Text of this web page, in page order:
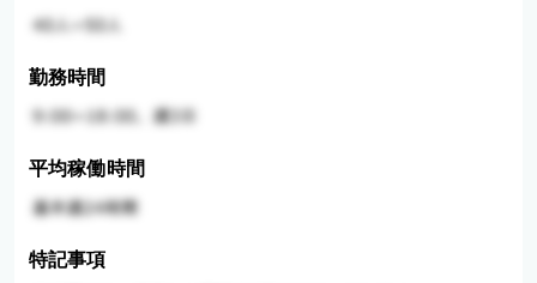
勤務時間
平均稼働時間
特記事項